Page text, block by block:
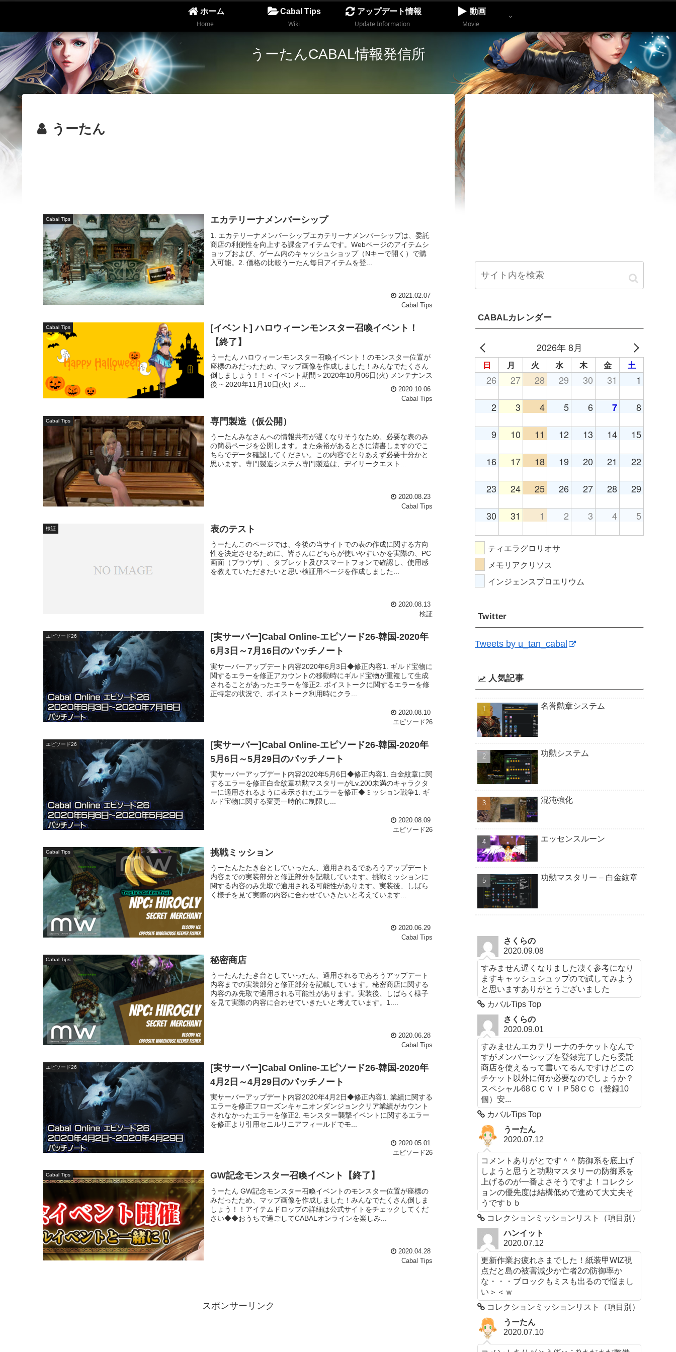
うーたんCABAL情報発信所
ホーム
Home
Cabal Tips
Wiki
アップデート情報
Update Information
動画
Movie
うーたん
Cabal Tips エカテリーナメンバーシップ
1. エカテリーナメンバーシップエカテリーナメンバーシップは、委託
商店の利便性を向上する課金アイテムです。Webページのアイテムシ
ョップおよび、ゲーム内のキャッシュショップ（Nキーで開く）で購
入可能。2. 価格の比較うーたん毎日アイテムを登...
2021.02.07
Cabal Tips
Cabal Tips
[イベント] ハロウィーンモンスター召喚イベント！
【終了】
うーたん ハロウィーンモンスター召喚イベント！のモンスター位置が
座標のみだったため、マップ画像を作成しました！みんなでたくさん
倒しましょう！！＜イベント期間＞2020年10月06日(火) メンテナンス
後 ~ 2020年11月10日(火) メ...
2020.10.06
Cabal Tips
Cabal Tips 専門製造（仮公開）
うーたんみなさんへの情報共有が遅くなりそうなため、必要な表のみ
の簡易ページを公開します。また余裕があるときに清書しますのでこ
ちらでデータ確認してください。この内容でとりあえず必要十分かと
思います。専門製造システム専門製造は、デイリークエスト...
2020.08.23
Cabal Tips
検証 表のテスト
うーたんこのページでは、今後の当サイトでの表の作成に関する方向
性を決定させるために、皆さんにどちらが使いやすいかを実際の、PC
画面（ブラウザ）、タブレット及びスマートフォンで確認し、使用感
を教えていただきたいと思い検証用ページを作成しました...
2020.08.13
検証
エピソード26
[実サーバー]Cabal Online-エピソード26-韓国-2020年
6月3日～7月16日のパッチノート
実サーバーアップデート内容2020年6月3日◆修正内容1. ギルド宝物に
関するエラーを修正アカウントの移動時にギルド宝物が重複して生成
されることがあったエラーを修正2. ボイストークに関するエラーを修
正特定の状況で、ボイストーク利用時にクラ...
2020.08.10
エピソード26
エピソード26
[実サーバー]Cabal Online-エピソード26-韓国-2020年
5月6日～5月29日のパッチノート
実サーバーアップデート内容2020年5月6日◆修正内容1. 白金紋章に関
するエラーを修正白金紋章功勲マスタリーがLv.200未満のキャラクタ
ーに適用されるように表示されたエラーを修正◆ミッション戦争1. ギ
ルド宝物に関する変更一時的に制限し...
2020.08.09
エピソード26
Cabal Tips 挑戦ミッション
うーたんたたき台としていったん、適用されるであろうアップデート
内容までの実装部分と修正部分を記載しています。挑戦ミッションに
関する内容のみ先取で適用される可能性があります。実装後、しばら
く様子を見て実際の内容に合わせていきたいと考えています...
2020.06.29
Cabal Tips
Cabal Tips 秘密商店
うーたんたたき台としていったん、適用されるであろうアップデート
内容までの実装部分と修正部分を記載しています。秘密商店に関する
内容のみ先取で適用される可能性があります。実装後、しばらく様子
を見て実際の内容に合わせていきたいと考えています。1....
2020.06.28
Cabal Tips
エピソード26
[実サーバー]Cabal Online-エピソード26-韓国-2020年
4月2日～4月29日のパッチノート
実サーバーアップデート内容2020年4月2日◆修正内容1. 業績に関する
エラーを修正フローズンキャニオンダンジョンクリア業績がカウント
されなかったエラーを修正2. モンスター襲撃イベントに関するエラー
を修正より引用セニルリニアフィールドでモ...
2020.05.01
エピソード26
Cabal Tips GW記念モンスター召喚イベント【終了】
うーたん GW記念モンスター召喚イベントのモンスター位置が座標の
みだったため、マップ画像を作成しました！みんなでたくさん倒しま
しょう！！アイテムドロップの詳細は公式サイトをチェックしてくだ
さい◆◆おうちで過ごしてCABALオンラインを楽しみ...
2020.04.28
Cabal Tips
スポンサーリンク
CABALカレンダー
2026年 8月
日 月 火 水 木 金 土
26 27 28 29 30 31 1
2 3 4 5 6 7 8
9 10 11 12 13 14 15
16 17 18 19 20 21 22
23 24 25 26 27 28 29
30 31 1 2 3 4 5
ティエラグロリオサ
メモリアクリソス
インジェンスプロエリウム
Twitter
Tweets by u_tan_cabal
人気記事
名誉勲章システム
功勲システム
混沌強化
エッセンスルーン
功勲マスタリー – 白金紋章
さくらの
2020.09.08
すみません遅くなりました凄く参考になり
ますキャッシュシュップので試してみよう
と思いますありがとうございました
カバルTips Top
さくらの
2020.09.01
すみませんエカテリーナのチケットなんで
すがメンバーシップを登録完了したら委託
商店を使えるって書いてるんですけどこの
チケット以外に何か必要なのでしょうか？
スペシャル68ＣＣＶＩＰ58ＣＣ（登録10
個）安...
カバルTips Top
うーたん
2020.07.12
コメントありがとです＾＾防御系を底上げ
しようと思うと功勲マスタリーの防御系を
上げるのが一番よさそうですよ！コレクシ
ョンの優先度は結構低めで進めて大丈夫そ
うですｂｂ
コレクションミッションリスト（項目別）
ハンイット
2020.07.12
更新作業お疲れさまでした！紙装甲WIZ視
点だと島の被害減少か亡者2の防御率か
な・・・ブロックもミスも出るので悩まし
い＞＜ｗ
コレクションミッションリスト（項目別）
うーたん
2020.07.10